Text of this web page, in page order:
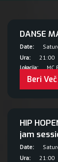
DANSE
Date:
Ura:
21:00
Lokacija: MC
Beri Več
HIP
jam
Date:
Ura:
21:00